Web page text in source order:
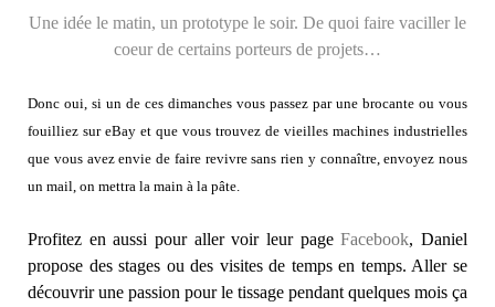
Une idée le matin, un prototype le soir. De quoi faire vaciller le
coeur de certains porteurs de projets…
Donc oui, si un de ces dimanches vous passez par une brocante ou vous
fouilliez sur eBay et que vous trouvez de vieilles machines industrielles
que vous avez envie de faire revivre sans rien y connaître, envoyez nous
un mail, on mettra la main à la pâte.
Profitez en aussi pour aller voir leur pageFacebook, Daniel
propose des stages ou des visites de temps en temps. Aller se
découvrir une passion pour le tissage pendant quelques mois ça